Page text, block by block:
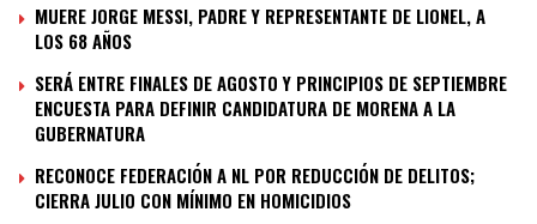
MUERE JORGE MESSI, PADRE Y REPRESENTANTE DE LIONEL, A
LOS 68 AÑOS
SERÁ ENTRE FINALES DE AGOSTO Y PRINCIPIOS DE SEPTIEMBRE
ENCUESTA PARA DEFINIR CANDIDATURA DE MORENA A LA
GUBERNATURA
RECONOCE FEDERACIÓN A NL POR REDUCCIÓN DE DELITOS;
CIERRA JULIO CON MÍNIMO EN HOMICIDIOS